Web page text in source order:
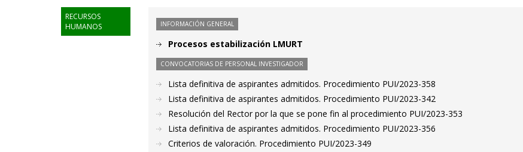
RECURSOS
HUMANOS
INFORMACIÓN GENERAL
Procesos estabilización LMURT
CONVOCATORIAS DE PERSONAL INVESTIGADOR
Lista definitiva de aspirantes admitidos. Procedimiento PUI/2023-358
Lista definitiva de aspirantes admitidos. Procedimiento PUI/2023-342
Resolución del Rector por la que se pone fin al procedimiento PUI/2023-353
Lista definitiva de aspirantes admitidos. Procedimiento PUI/2023-356
Criterios de valoración. Procedimiento PUI/2023-349